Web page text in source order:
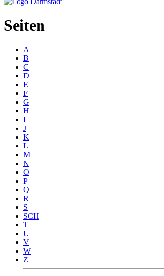
Seiten
A
B
C
D
E
F
G
H
I
J
K
L
M
N
O
P
Q
R
S
SCH
T
U
V
W
Z